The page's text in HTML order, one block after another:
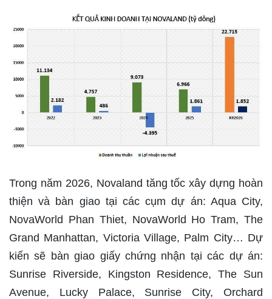
Trong năm 2026, Novaland tăng tốc xây dựng hoàn
thiện và bàn giao tại các cụm dự án: Aqua City,
NovaWorld Phan Thiet, NovaWorld Ho Tram, The
Grand Manhattan, Victoria Village, Palm City… Dự
kiến sẽ bàn giao giấy chứng nhận tại các dự án:
Sunrise Riverside, Kingston Residence, The Sun
Avenue, Lucky Palace, Sunrise City, Orchard